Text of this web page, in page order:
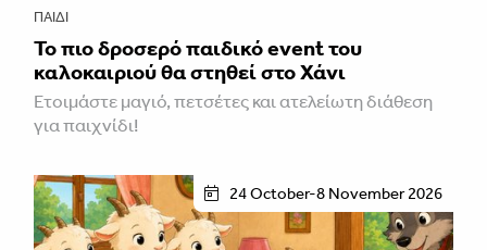
ΠΑΙΔΊ
Το πιο δροσερό παιδικό event του
καλοκαιριού θα στηθεί στο Χάνι
Ετοιμάστε μαγιό, πετσέτες και ατελείωτη διάθεση
για παιχνίδι!
24 October-8 November 2026